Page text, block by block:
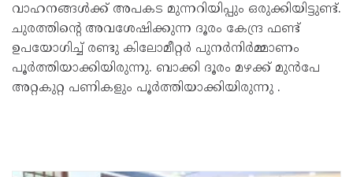
വാഹനങ്ങൾക്ക് അപകട മുന്നറിയിപ്പും ഒരുക്കിയിട്ടുണ്ട്.
ചുരത്തിന്റെ അവശേഷിക്കുന്ന ദൂരം കേന്ദ്ര ഫണ്ട്
ഉപയോഗിച്ച് രണ്ടു കിലോമീറ്റർ പുനർനിർമ്മാണം
പൂർത്തിയാക്കിയിരുന്നു. ബാക്കി ദൂരം മഴക്ക് മുൻപേ
അറ്റകുറ്റ പണികളും പൂർത്തിയാക്കിയിരുന്നു .